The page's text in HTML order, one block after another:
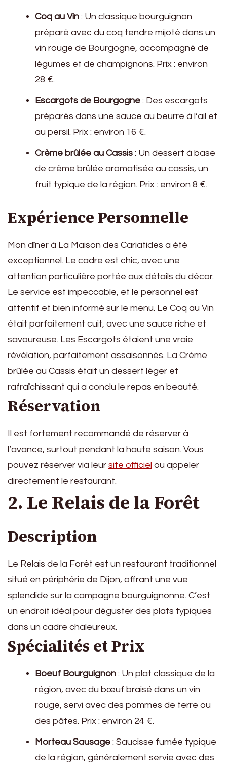
Coq au Vin : Un classique bourguignon
préparé avec du coq tendre mijoté dans un
vin rouge de Bourgogne, accompagné de
légumes et de champignons. Prix : environ
28 €.
Escargots de Bourgogne : Des escargots
préparés dans une sauce au beurre à l’ail et
au persil. Prix : environ 16 €.
Crème brûlée au Cassis : Un dessert à base
de crème brûlée aromatisée au cassis, un
fruit typique de la région. Prix : environ 8 €.
Expérience Personnelle
Mon dîner à La Maison des Cariatides a été
exceptionnel. Le cadre est chic, avec une
attention particulière portée aux détails du décor.
Le service est impeccable, et le personnel est
attentif et bien informé sur le menu. Le Coq au Vin
était parfaitement cuit, avec une sauce riche et
savoureuse. Les Escargots étaient une vraie
révélation, parfaitement assaisonnés. La Crème
brûlée au Cassis était un dessert léger et
rafraîchissant qui a conclu le repas en beauté.
Réservation
Il est fortement recommandé de réserver à
l’avance, surtout pendant la haute saison. Vous
pouvez réserver via leur site officiel ou appeler
directement le restaurant.
2. Le Relais de la Forêt
Description
Le Relais de la Forêt est un restaurant traditionnel
situé en périphérie de Dijon, offrant une vue
splendide sur la campagne bourguignonne. C’est
un endroit idéal pour déguster des plats typiques
dans un cadre chaleureux.
Spécialités et Prix
Boeuf Bourguignon : Un plat classique de la
région, avec du bœuf braisé dans un vin
rouge, servi avec des pommes de terre ou
des pâtes. Prix : environ 24 €.
Morteau Sausage : Saucisse fumée typique
de la région, généralement servie avec des